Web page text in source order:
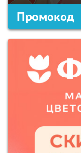
Промокод